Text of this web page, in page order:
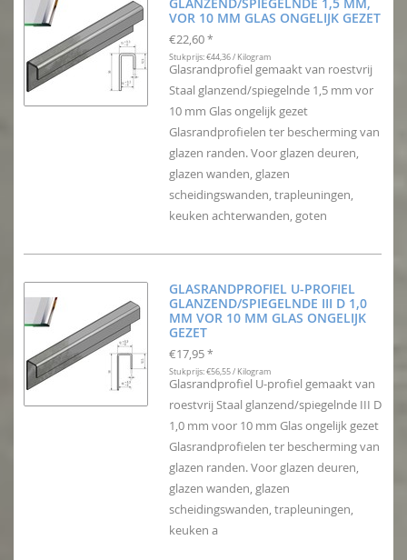
GLANZEND/SPIEGELNDE 1,5 MM,
VOR 10 MM GLAS ONGELIJK GEZET
€22,60 *
Stukprijs: €44,36 / Kilogram
Glasrandprofiel gemaakt van roestvrij
Staal glanzend/spiegelnde 1,5 mm vor
10 mm Glas ongelijk gezet
Glasrandprofielen ter bescherming van
glazen randen. Voor glazen deuren,
glazen wanden, glazen
scheidingswanden, trapleuningen,
keuken achterwanden, goten
GLASRANDPROFIEL U-PROFIEL
GLANZEND/SPIEGELNDE III D 1,0
MM VOR 10 MM GLAS ONGELIJK
GEZET
€17,95 *
Stukprijs: €56,55 / Kilogram
Glasrandprofiel U-profiel gemaakt van
roestvrij Staal glanzend/spiegelnde III D
1,0 mm voor 10 mm Glas ongelijk gezet
Glasrandprofielen ter bescherming van
glazen randen. Voor glazen deuren,
glazen wanden, glazen
scheidingswanden, trapleuningen,
keuken a